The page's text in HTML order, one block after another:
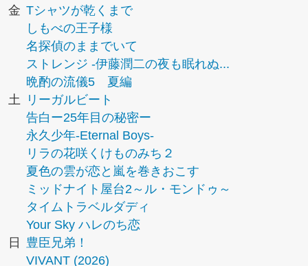
金 Tシャツが乾くまで
しもべの王子様
名探偵のままでいて
ストレンジ -伊藤潤二の夜も眠れぬ...
晩酌の流儀5 夏編
土
リーガルビート
告白ー25年目の秘密ー
永久少年-Eternal Boys-
リラの花咲くけものみち２
夏色の雲が恋と嵐を巻きおこす
ミッドナイト屋台2～ル・モンドゥ～
タイムトラベルダディ
Your Sky ハレのち恋
日
豊臣兄弟！
VIVANT (2026)